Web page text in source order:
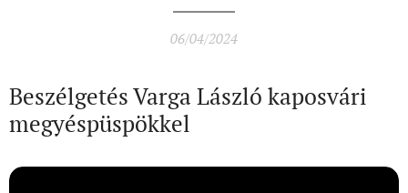
06/04/2024
Beszélgetés Varga László kaposvári
megyéspüspökkel